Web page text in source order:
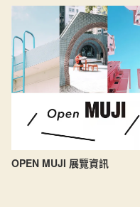
OPEN MUJI 展覽資訊